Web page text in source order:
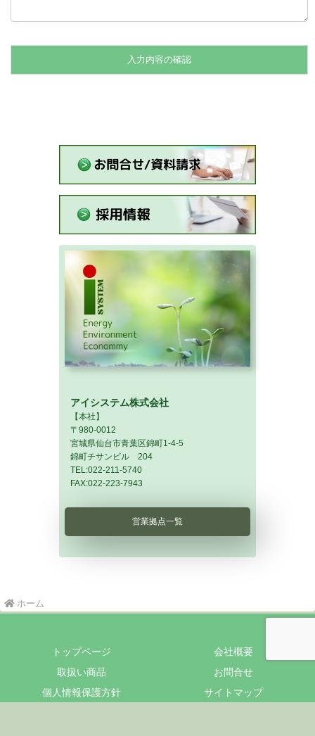
アイシステム株式会社
【本社】
〒980-0012
宮城県仙台市青葉区錦町1-4-5
錦町チサンビル 204
TEL:022-211-5740
FAX:022-223-7943
営業拠点一覧
ホーム
トップページ
会社概要
取扱い商品
お問合せ
個人情報保護方針
サイトマップ